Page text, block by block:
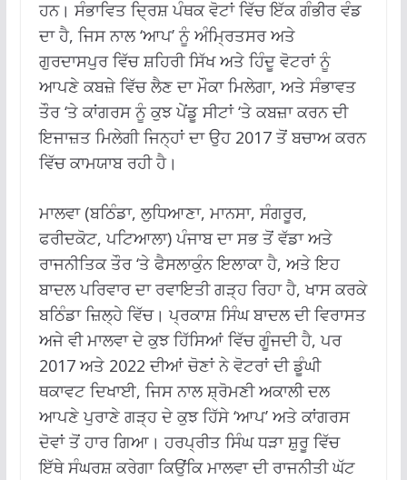
ਹਨ। ਸੰਭਾਵਿਤ ਦ੍ਰਿਸ਼ ਪੰਥਕ ਵੋਟਾਂ ਵਿੱਚ ਇੱਕ ਗੰਭੀਰ ਵੰਡ
ਦਾ ਹੈ, ਜਿਸ ਨਾਲ ‘ਆਪ’ ਨੂੰ ਅੰਮ੍ਰਿਤਸਰ ਅਤੇ
ਗੁਰਦਾਸਪੁਰ ਵਿੱਚ ਸ਼ਹਿਰੀ ਸਿੱਖ ਅਤੇ ਹਿੰਦੂ ਵੋਟਰਾਂ ਨੂੰ
ਆਪਣੇ ਕਬਜ਼ੇ ਵਿੱਚ ਲੈਣ ਦਾ ਮੌਕਾ ਮਿਲੇਗਾ, ਅਤੇ ਸੰਭਾਵਤ
ਤੌਰ ‘ਤੇ ਕਾਂਗਰਸ ਨੂੰ ਕੁਝ ਪੇਂਡੂ ਸੀਟਾਂ ‘ਤੇ ਕਬਜ਼ਾ ਕਰਨ ਦੀ
ਇਜਾਜ਼ਤ ਮਿਲੇਗੀ ਜਿਨ੍ਹਾਂ ਦਾ ਉਹ 2017 ਤੋਂ ਬਚਾਅ ਕਰਨ
ਵਿੱਚ ਕਾਮਯਾਬ ਰਹੀ ਹੈ।
ਮਾਲਵਾ (ਬਠਿੰਡਾ, ਲੁਧਿਆਣਾ, ਮਾਨਸਾ, ਸੰਗਰੂਰ,
ਫਰੀਦਕੋਟ, ਪਟਿਆਲਾ) ਪੰਜਾਬ ਦਾ ਸਭ ਤੋਂ ਵੱਡਾ ਅਤੇ
ਰਾਜਨੀਤਿਕ ਤੌਰ ‘ਤੇ ਫੈਸਲਾਕੁੰਨ ਇਲਾਕਾ ਹੈ, ਅਤੇ ਇਹ
ਬਾਦਲ ਪਰਿਵਾਰ ਦਾ ਰਵਾਇਤੀ ਗੜ੍ਹ ਰਿਹਾ ਹੈ, ਖਾਸ ਕਰਕੇ
ਬਠਿੰਡਾ ਜ਼ਿਲ੍ਹੇ ਵਿੱਚ। ਪ੍ਰਕਾਸ਼ ਸਿੰਘ ਬਾਦਲ ਦੀ ਵਿਰਾਸਤ
ਅਜੇ ਵੀ ਮਾਲਵਾ ਦੇ ਕੁਝ ਹਿੱਸਿਆਂ ਵਿੱਚ ਗੂੰਜਦੀ ਹੈ, ਪਰ
2017 ਅਤੇ 2022 ਦੀਆਂ ਚੋਣਾਂ ਨੇ ਵੋਟਰਾਂ ਦੀ ਡੂੰਘੀ
ਥਕਾਵਟ ਦਿਖਾਈ, ਜਿਸ ਨਾਲ ਸ਼੍ਰੋਮਣੀ ਅਕਾਲੀ ਦਲ
ਆਪਣੇ ਪੁਰਾਣੇ ਗੜ੍ਹ ਦੇ ਕੁਝ ਹਿੱਸੇ ‘ਆਪ’ ਅਤੇ ਕਾਂਗਰਸ
ਦੋਵਾਂ ਤੋਂ ਹਾਰ ਗਿਆ। ਹਰਪ੍ਰੀਤ ਸਿੰਘ ਧੜਾ ਸ਼ੁਰੂ ਵਿੱਚ
ਇੱਥੇ ਸੰਘਰਸ਼ ਕਰੇਗਾ ਕਿਉਂਕਿ ਮਾਲਵਾ ਦੀ ਰਾਜਨੀਤੀ ਘੱਟ